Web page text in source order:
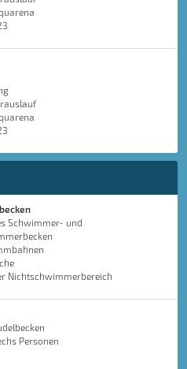
Schwimmer- und
Nichtschwimmerbereich
Personen